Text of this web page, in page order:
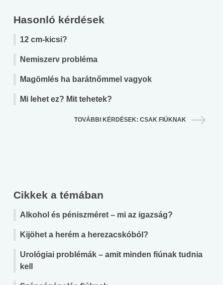
Hasonló kérdések
12 cm-kicsi?
Nemiszerv probléma
Magömlés ha barátnőmmel vagyok
Mi lehet ez? Mit tehetek?
TOVÁBBI KÉRDÉSEK: CSAK FIÚKNAK
Cikkek a témában
Alkohol és péniszméret – mi az igazság?
Kijöhet a herém a herezacskóból?
Urológiai problémák – amit minden fiúnak tudnia
kell